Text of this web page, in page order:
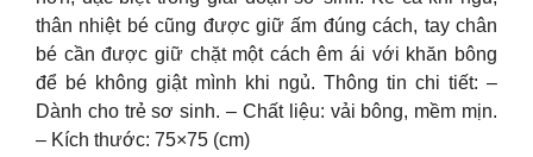
thân nhiệt bé cũng được giữ ấm đúng cách, tay chân
bé cần được giữ chặt một cách êm ái với khăn bông
để bé không giật mình khi ngủ. Thông tin chi tiết: –
Dành cho trẻ sơ sinh. – Chất liệu: vải bông, mềm mịn.
– Kích thước: 75×75 (cm)